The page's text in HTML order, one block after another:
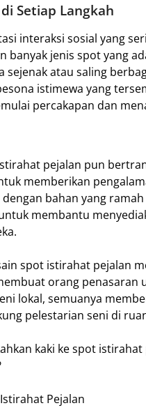
Setiap Langkah
interaksi sosial yang
banyak jenis spot yang
atau saling
istimewa yang
percakapan dan
pejalan pun
memberikan
bahan yang
membantu
spot istirahat pejalan
orang penasaran
lokal, semuanya
pelestarian seni di
kaki ke spot
Pejalan